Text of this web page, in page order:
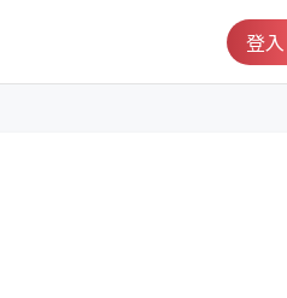
登入